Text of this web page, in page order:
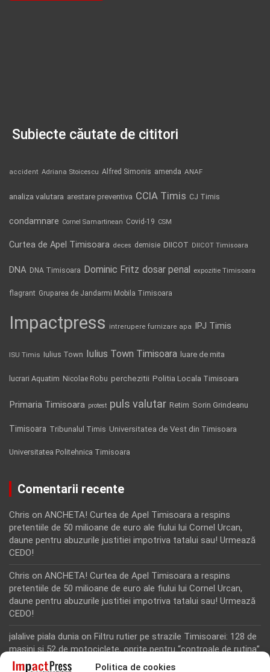
Politica de cookies
Subiecte căutate de cititori
accident Adriana Stoicescu Alfred Simonis amenda ANAF
analiza valutara arestare preventiva CCIA Timis CJ Timis
condamnare Cornel Samartinean Covid-19 CSM
Curtea de Apel Timisoara deces demisie DIICOT DIICOT Timisoara
DNA DNA Timisoara Dominic Fritz dosar penal expozitie Timisoara
flagrant Gruparea de Jandarmi Mobila Timisoara
Impactpress intrerupere furnizare apa IPJ Timis
ISU Timis Iulius Town Iulius Town Timisoara luare de mita
lucrari Aquatim Nicolae Robu perchezitii Politia Locala Timisoara
Primaria Timisoara protest puls valutar Retim Sorin Grindeanu
Timisoara Tribunalul Timis Universitatea de Vest din Timisoara
Universitatea Politehnica Timisoara
Comentarii recente
Chris on ANCHETA! Curtea de Apel Timisoara a respins
pretentiile de 50 milioane de euro ale fiului lui Cornel Urcan,
daune pentru abuzurile justitiei impotriva tatalui sau! Urmează
CEDO!
Chris on ANCHETA! Curtea de Apel Timisoara a respins
pretentiile de 50 milioane de euro ale fiului lui Cornel Urcan,
daune pentru abuzurile justitiei impotriva tatalui sau! Urmează
CEDO!
jalalive piala dunia on Filtru rutier pe strazile Timisoarei: 128 de
masini si 52 de motociclete, oprite pentru “controale de rutina”